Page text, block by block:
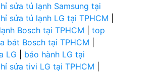
sửa tủ lạnh Samsung tại
sửa tủ lạnh LG tại TPHCM
Bosch tại TPHCM
top
bát Bosch tại TPHCM
LG
bảo hành LG tại
sửa tivi LG tại TPHCM